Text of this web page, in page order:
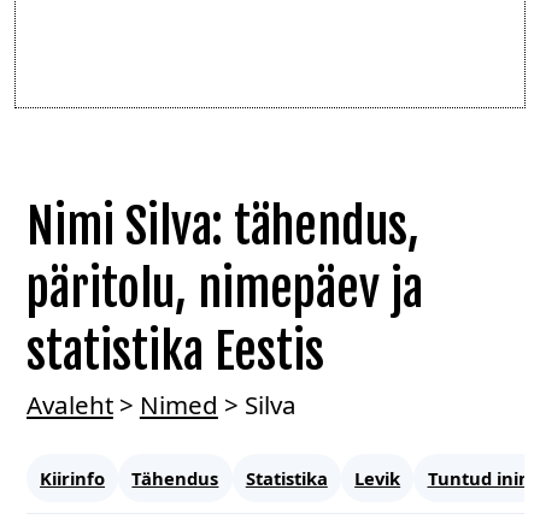
Nimi Silva: tähendus,
päritolu, nimepäev ja
statistika Eestis
Avaleht> Nimed > Silva
Kiirinfo Tähendus Statistika Levik Tuntud